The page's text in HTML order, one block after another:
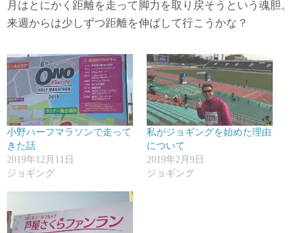
月はとにかく距離を走って脚力を取り戻そうという魂胆。
来週からは少しずつ距離を伸ばして行こうかな？
小野ハーフマラソンで走って
きた話
2019年12月11日
ジョギング
私がジョギングを始めた理由
について
2019年2月9日
ジョギング